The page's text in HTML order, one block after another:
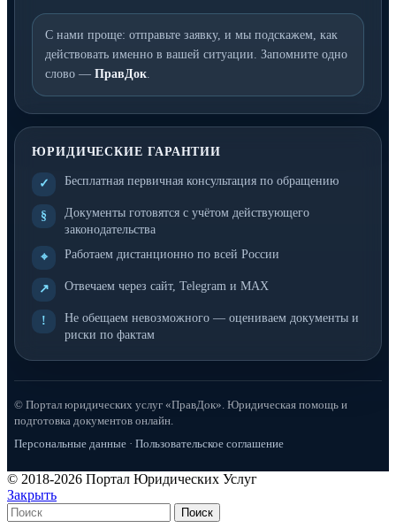
С нами проще: отправьте заявку, и мы подскажем, как
действовать именно в вашей ситуации. Запомните одно
слово — ПравДок
ЮРИДИЧЕСКИЕ ГАРАНТИИ
✓ Бесплатная первичная консультация по обращению
§
Документы готовятся с учётом действующего
законодательства
⌖ Работаем дистанционно по всей России
↗ Отвечаем через сайт, Telegram и MAX
!
Не обещаем невозможного — оцениваем документы и
риски по фактам
© Портал юридических услуг «ПравДок». Юридическая помощь и
подготовка документов онлайн.
Персональные данные · Пользовательское соглашение
© 2018-2026 Портал Юридических Услуг
Закрыть
Поиск